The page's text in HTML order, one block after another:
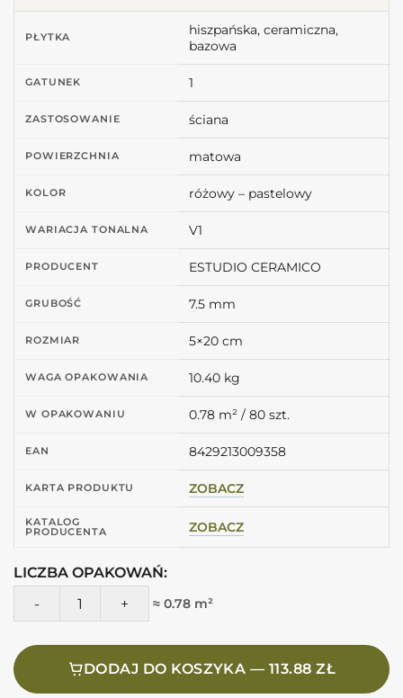
PŁYTKA
hiszpańska, ceramiczna,
bazowa
GATUNEK 1
ZASTOSOWANIE ściana
POWIERZCHNIA matowa
KOLOR różowy – pastelowy
WARIACJA TONALNA V1
PRODUCENT ESTUDIO CERAMICO
GRUBOŚĆ 7.5 mm
ROZMIAR 5×20 cm
WAGA OPAKOWANIA 10.40 kg
W OPAKOWANIU 0.78 m² / 80 szt.
EAN 8429213009358
KARTA PRODUKTU ZOBACZ
KATALOG
PRODUCENTA ZOBACZ
LICZBA OPAKOWAŃ:
ilość Estudio Glenbrook Redend Point Flat 5X20 Płytki
≈ 0.78 m²
DODAJ DO KOSZYKA — 113.88 ZŁ